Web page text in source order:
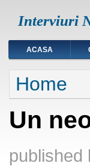
Interviuri
ACASA
You are here
Home
Un
published